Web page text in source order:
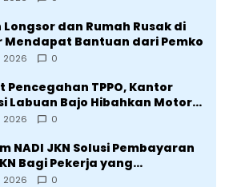
Longsor dan Rumah Rusak di
Mendapat Bantuan dari Pemko
2026 0
Pencegahan TPPO, Kantor
Labuan Bajo Hibahkan Motor
ke Lima Desa di
2026 0
NADI JKN Solusi Pembayaran
Bagi Pekerja yang
Tidak Tetap
2026 0